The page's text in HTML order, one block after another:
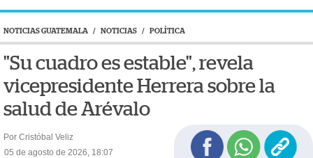
NOTICIAS GUATEMALA / NOTICIAS / POLÍTICA
"Su cuadro es estable", revela
vicepresidente Herrera sobre la
salud de Arévalo
Por Cristóbal Veliz
05 de agosto de 2026, 18:07